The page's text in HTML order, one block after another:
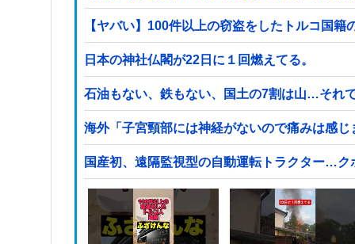
日本の神社仏閣が22日に１回燃えてる。
石油もない、鉄もない、国土の7割は山…それ
海外「子宮頸部には神経がないので痛みは感
国産初、遠隔監視型の自動運転トラクター…ク